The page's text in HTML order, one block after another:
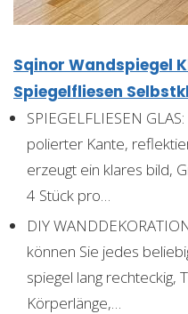
Sqinor Wandspiegel
Spiegelfliesen
SPIEGELFLIESEN
polierter Kante,
erzeugt ein klares bild,
4 Stück pro…
DIY
können Sie jedes
spiegel lang rechteckig,
Körperlänge,…